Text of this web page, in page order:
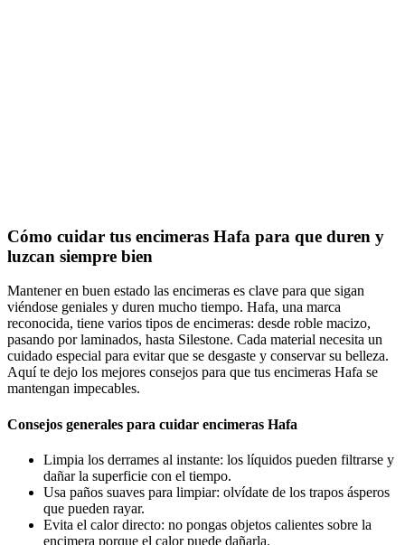
Cómo cuidar tus encimeras Hafa para que duren y
luzcan siempre bien
Mantener en buen estado las encimeras es clave para que sigan
viéndose geniales y duren mucho tiempo. Hafa, una marca
reconocida, tiene varios tipos de encimeras: desde roble macizo,
pasando por laminados, hasta Silestone. Cada material necesita un
cuidado especial para evitar que se desgaste y conservar su belleza.
Aquí te dejo los mejores consejos para que tus encimeras Hafa se
mantengan impecables.
Consejos generales para cuidar encimeras Hafa
Limpia los derrames al instante: los líquidos pueden filtrarse y
dañar la superficie con el tiempo.
Usa paños suaves para limpiar: olvídate de los trapos ásperos
que pueden rayar.
Evita el calor directo: no pongas objetos calientes sobre la
encimera porque el calor puede dañarla.